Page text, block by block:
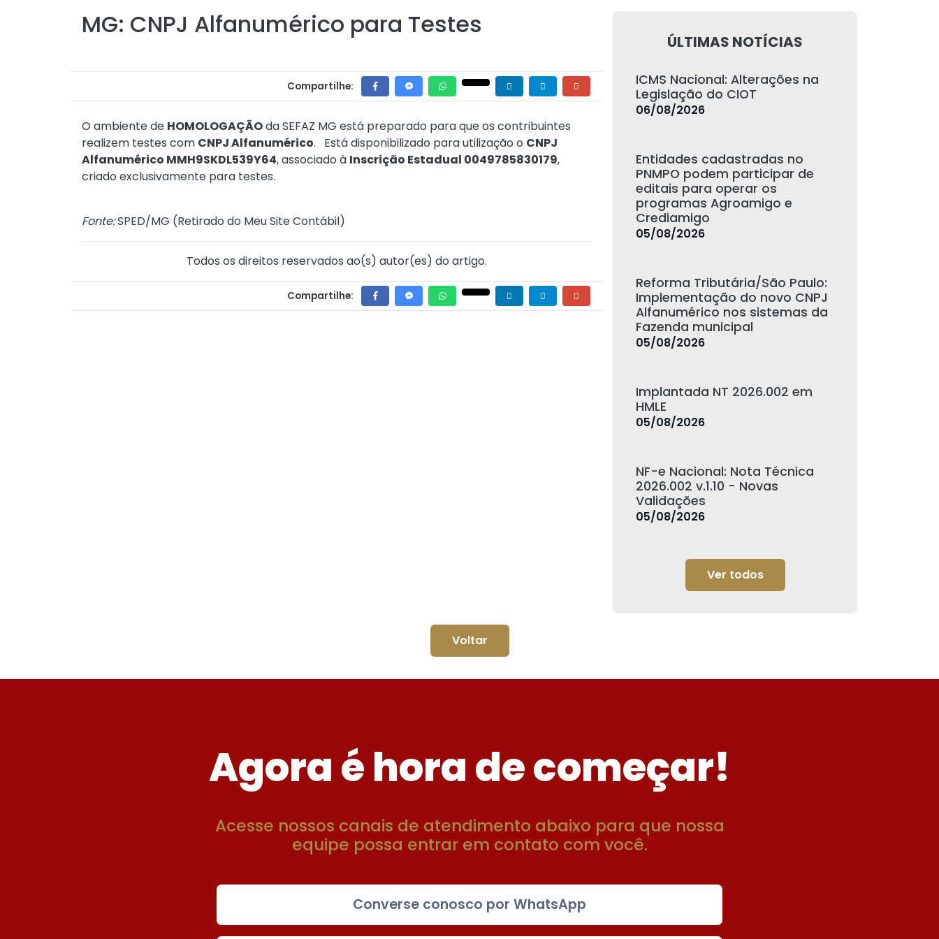
MG: CNPJ Alfanumérico para Testes
Compartilhe:
O ambiente de HOMOLOGAÇÃOda SEFAZ MG está preparado para que os contribuintes
realizem testes com CNPJ Alfanumérico. Está disponibilizado para utilização o CNPJ
Alfanumérico MMH9SKDL539Y64, associado à Inscrição Estadual 0049785830179,
criado exclusivamente para testes.
Fonte:SPED/MG (Retirado do Meu Site Contábil)
Todos os direitos reservados ao(s) autor(es) do artigo.
Compartilhe:
ÚLTIMAS NOTÍCIAS
ICMS Nacional: Alterações na
Legislação do CIOT
06/08/2026
Entidades cadastradas no
PNMPO podem participar de
editais para operar os
programas Agroamigo e
Crediamigo
05/08/2026
Reforma Tributária/São Paulo:
Implementação do novo CNPJ
Alfanumérico nos sistemas da
Fazenda municipal
05/08/2026
Implantada NT 2026.002 em
HMLE
05/08/2026
NF-e Nacional: Nota Técnica
2026.002 v.1.10 - Novas
Validações
05/08/2026
Ver todos
Voltar
Agora é hora de começar!
Acesse nossos canais de atendimento abaixo para que nossa
equipe possa entrar em contato com você.
Converse conosco por WhatsApp